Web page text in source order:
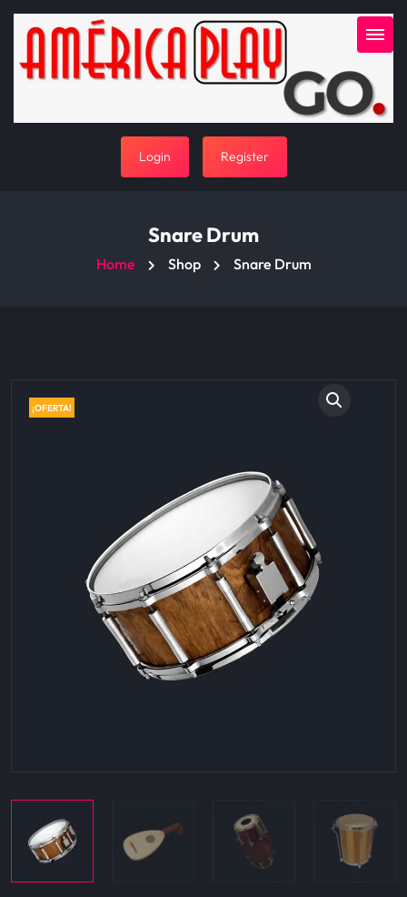
Login Register
Snare Drum
Home Shop Snare Drum
¡OFERTA!